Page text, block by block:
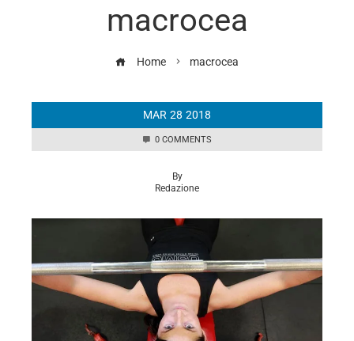
macrocea
Home macrocea
MAR 28 2018
0 COMMENTS
By
Redazione